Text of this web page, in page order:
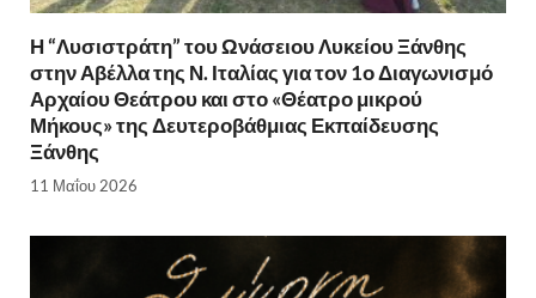
Η “Λυσιστράτη” του Ωνάσειου Λυκείου Ξάνθης
στην Αβέλλα της Ν. Ιταλίας για τον 1ο Διαγωνισμό
Αρχαίου Θεάτρου και στο «Θέατρο μικρού
Μήκους» της Δευτεροβάθμιας Εκπαίδευσης
Ξάνθης
11 Μαΐου 2026